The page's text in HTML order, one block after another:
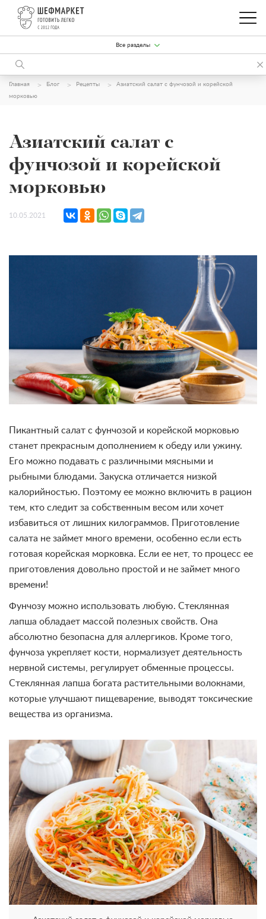
Все разделы
Главная Блог Рецепты
Азиатский салат с фунчозой и корейской
морковью
Азиатский салат с
фунчозой и корейской
морковью
10.05.2021
Пикантный салат с фунчозой и корейской морковью
станет прекрасным дополнением к обеду или ужину.
Его можно подавать с различными мясными и
рыбными блюдами. Закуска отличается низкой
калорийностью. Поэтому ее можно включить в рацион
тем, кто следит за собственным весом или хочет
избавиться от лишних килограммов. Приготовление
салата не займет много времени, особенно если есть
готовая корейская морковка. Если ее нет, то процесс ее
приготовления довольно простой и не займет много
времени!
Фунчозу можно использовать любую. Стеклянная
лапша обладает массой полезных свойств. Она
абсолютно безопасна для аллергиков. Кроме того,
фунчоза укрепляет кости, нормализует деятельность
нервной системы, регулирует обменные процессы.
Стеклянная лапша богата растительными волокнами,
которые улучшают пищеварение, выводят токсические
вещества из организма.